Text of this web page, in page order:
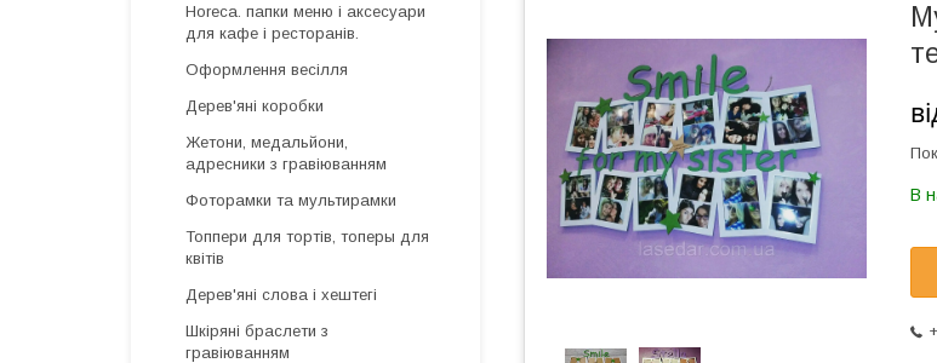
В
Horeca. папки меню і аксесуари
для кафе і ресторанів.
Оформлення весілля
Дерев'яні коробки
Жетони, медальйони,
адресники з гравіюванням
Фоторамки та мультирамки
Топпери для тортів, топеры для
квітів
Дерев'яні слова і хештегі
Шкіряні браслети з
гравіюванням